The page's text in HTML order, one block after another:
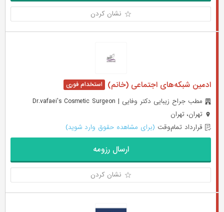
نشان کردن
ادمین شبکه‌های اجتماعی (خانم)
مطب جراح زیبایی دکتر وفایی | Dr.vafaei's Cosmetic Surgeon
تهران، تهران
قرارداد تمام‌وقت (برای مشاهده حقوق وارد شوید)
ارسال رزومه
نشان کردن